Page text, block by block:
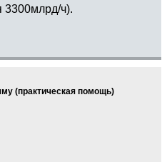
3300млрд/ч).
(практическая помощь)